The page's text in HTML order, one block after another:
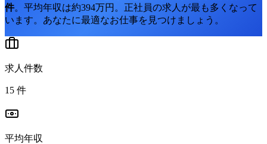
件。 平均年収は約394万円。 正社員の求人が最も多くなって
います。 あなたに最適なお仕事を見つけましょう。
求人件数
15 件
平均年収